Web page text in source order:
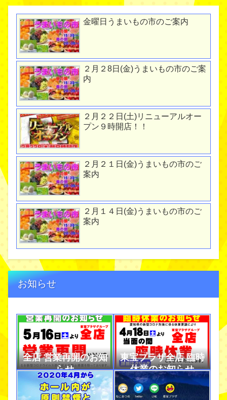
金曜日うまいもの市のご案内
２月２8日(金)うまいもの市のご案
内
２月２２日(土)リニューアルオー
プン９時開店！！
２月２１日(金)うまいもの市のご
案内
２月１４日(金)うまいもの市のご
案内
お知らせ
全店 営業再開のお知
らせ
東宝プラザ全店 臨時
休業のお知らせ